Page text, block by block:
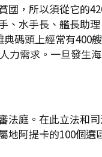
國，所以須從它的
、水手長、艦長助
碼頭上經常有400
力需求。一旦發生
法庭。在此立法和
地阿提卡的100個選